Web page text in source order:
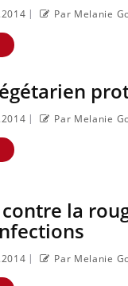
| Par Melanie
| Par Melanie
contre la
| Par Melanie
Le
il à
de
jours